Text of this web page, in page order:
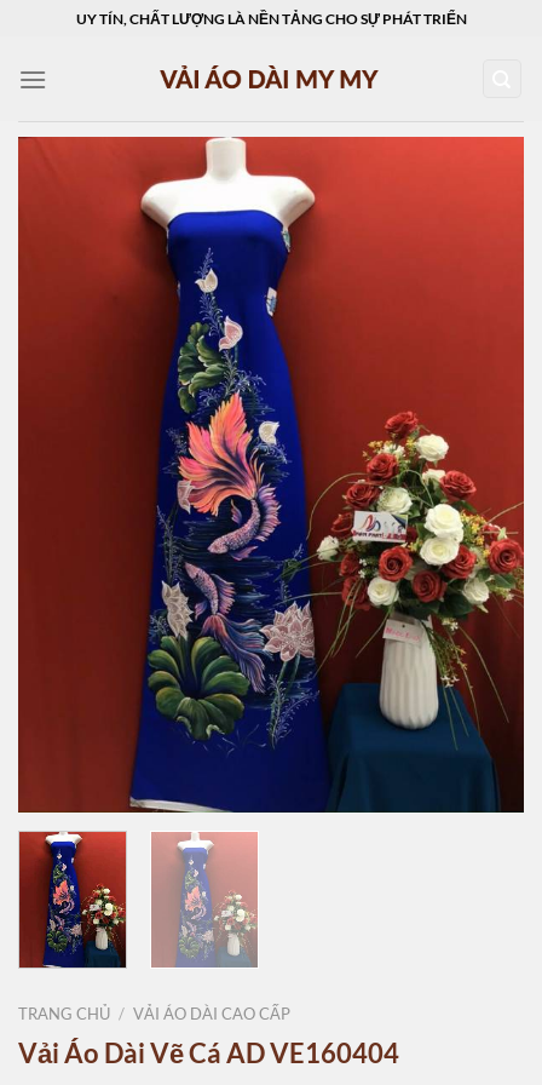
content
UY TÍN, CHẤT LƯỢNG LÀ NỀN TẢNG CHO SỰ PHÁT TRIỂN
TRANG CHỦ / VẢI ÁO DÀI CAO CẤP
Vải Áo Dài Vẽ Cá AD VE160404